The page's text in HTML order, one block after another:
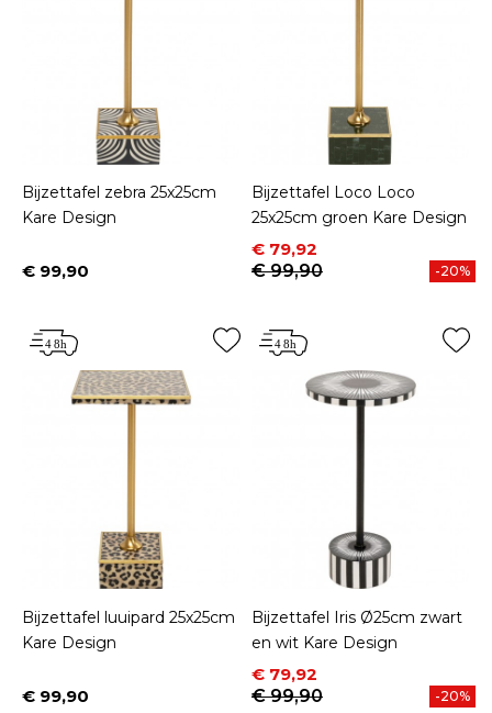
Bijzettafel zebra 25x25cm
Kare Design
Prijs
€ 99,90
Bijzettafel Loco Loco
25x25cm groen Kare Design
Prijs
€ 79,92
Normale prijs
€ 99,90
-20%
Bijzettafel luuipard 25x25cm
Kare Design
Prijs
€ 99,90
Bijzettafel Iris Ø25cm zwart
en wit Kare Design
Prijs
€ 79,92
Normale prijs
€ 99,90
-20%